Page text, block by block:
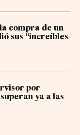
compra de un
sus “increíbles
por
ya a las